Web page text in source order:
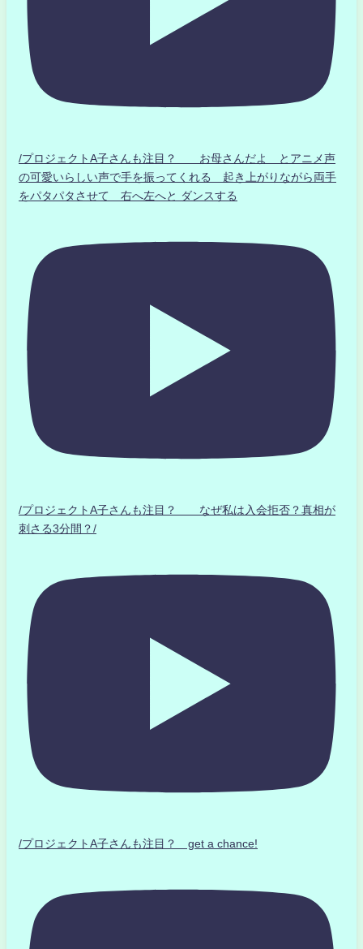
/プロジェクトA子さんも注目？ お母さんだよ とアニメ声
の可愛いらしい声で手を振ってくれる 起き上がりながら両手
をパタパタさせて 右へ左へと ダンスする
/プロジェクトA子さんも注目？ なぜ私は入会拒否？真相が
刺さる3分間？/
/プロジェクトA子さんも注目？ get a chance!